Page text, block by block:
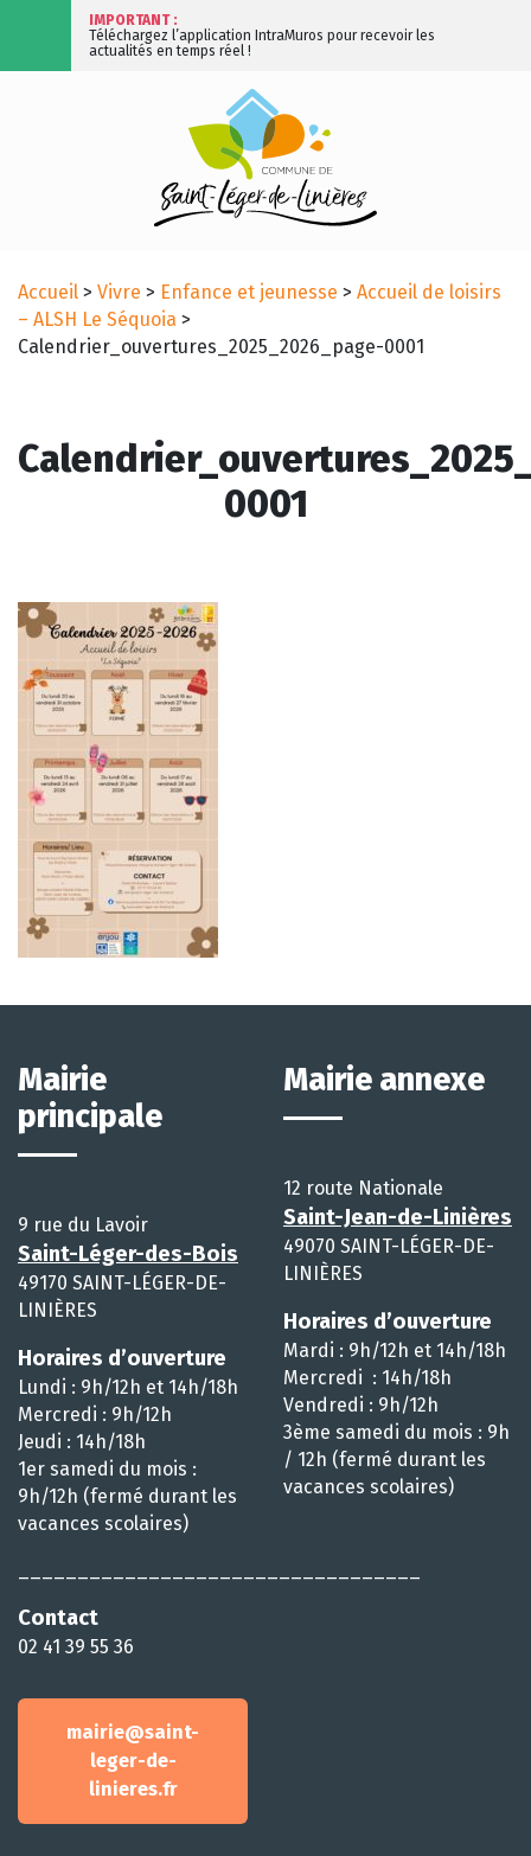
IMPORTANT :
Téléchargez l’application IntraMuros pour recevoir les
actualités en temps réel !
Accueil > Vivre > Enfance et jeunesse > Accueil de loisirs
– ALSH Le Séquoia >
Calendrier_ouvertures_2025_2026_page-0001
0001
Mairie
principale
9 rue du Lavoir
Saint-Léger-des-Bois
49170 SAINT-LÉGER-DE-
LINIÈRES
Horaires d’ouverture
Lundi : 9h/12h et 14h/18h
Mercredi : 9h/12h
Jeudi : 14h/18h
1er samedi du mois :
9h/12h (fermé durant les
vacances scolaires)
Contact
02 41 39 55 36
mairie@saint-
leger-de-
linieres.fr
Mairie annexe
12 route Nationale
Saint-Jean-de-Linières
49070 SAINT-LÉGER-DE-
LINIÈRES
Horaires d’ouverture
Mardi : 9h/12h et 14h/18h
Mercredi : 14h/18h
Vendredi : 9h/12h
3ème samedi du mois : 9h
/ 12h (fermé durant les
vacances scolaires)